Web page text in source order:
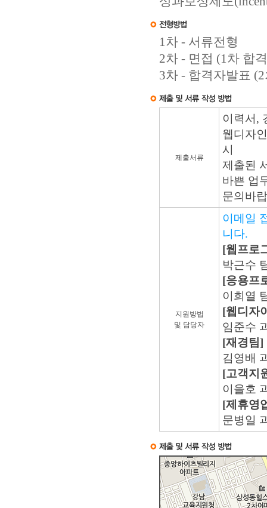
1차 - 서류전형
2차 - 면접 (1차 합
3차 - 합격자발표
제출서류
이력서,
웹디자
시
제출된
바쁜 업
문의바
지원방법
및 담당자
이메일
니다.
[웹프로
박근수
[응용프
이희열
[웹디자
임준수
[재경팀]
김영배
[고객지
이을호
[제휴영
문병일